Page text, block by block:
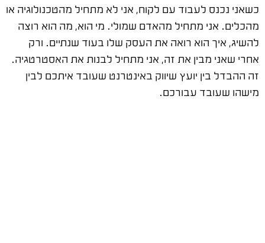
כשאני נכנס לעבוד עם לקוח, אני לא מתחיל מהטכנולוגיה או
מהכלים. אני מתחיל מהאדם שמולי. מי הוא, מה הוא רוצה
להשיג, איך הוא רואה את העסק שלו בעוד שנתיים. ורק
אחרי שאני מבין את זה, אני מתחיל לבנות את האסטרטגיה.
זה ההבדל בין יועץ שיווק באינטרנט שעובד איתכם לבין
מישהו שעובד עבורכם.